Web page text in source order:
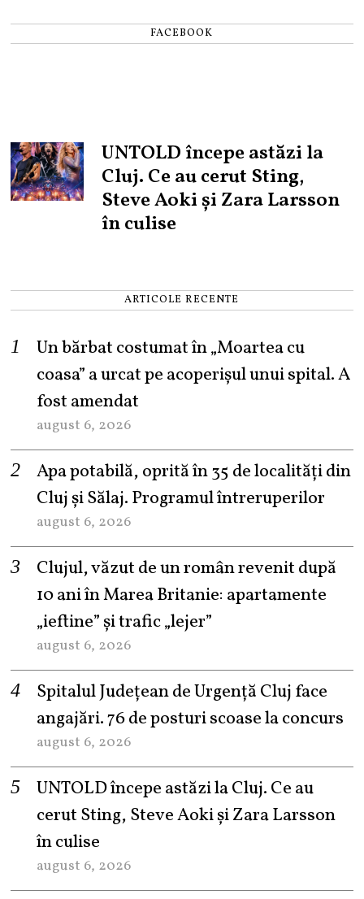
FACEBOOK
UNTOLD începe astăzi la
Cluj. Ce au cerut Sting,
Steve Aoki și Zara Larsson
în culise
ARTICOLE RECENTE
Un bărbat costumat în „Moartea cu
coasa” a urcat pe acoperișul unui spital. A
fost amendat
august 6, 2026
Apa potabilă, oprită în 35 de localități din
Cluj și Sălaj. Programul întreruperilor
august 6, 2026
Clujul, văzut de un român revenit după
10 ani în Marea Britanie: apartamente
„ieftine” și trafic „lejer”
august 6, 2026
Spitalul Județean de Urgență Cluj face
angajări. 76 de posturi scoase la concurs
august 6, 2026
UNTOLD începe astăzi la Cluj. Ce au
cerut Sting, Steve Aoki și Zara Larsson
în culise
august 6, 2026